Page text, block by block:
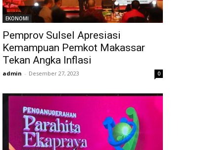
EKONOMI
Pemprov Sulsel Apresiasi
Kemampuan Pemkot Makassar
Tekan Angka Inflasi
admin - Desember 27, 2023 0